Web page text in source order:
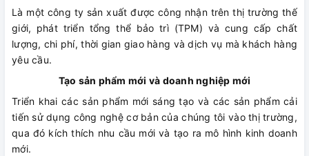
Là một công ty sản xuất được công nhận trên thị trường thế
giới, phát triển tổng thể bảo trì (TPM) và cung cấp chất
lượng, chi phí, thời gian giao hàng và dịch vụ mà khách hàng
yêu cầu.
Tạo sản phẩm mới và doanh nghiệp mới
Triển khai các sản phẩm mới sáng tạo và các sản phẩm cải
tiến sử dụng công nghệ cơ bản của chúng tôi vào thị trường,
qua đó kích thích nhu cầu mới và tạo ra mô hình kinh doanh
mới.